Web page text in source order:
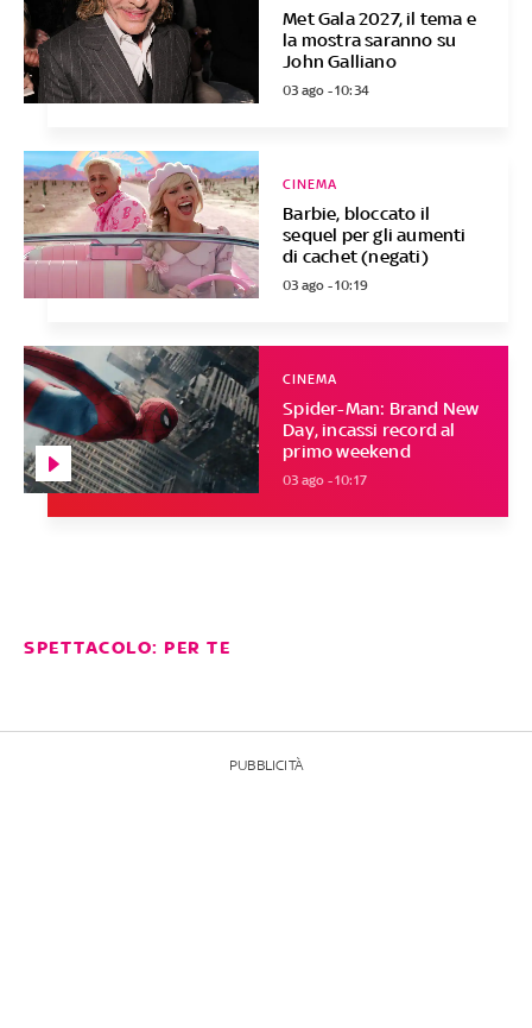
Met Gala 2027, il tema e
la mostra saranno su
John Galliano
03 ago - 10:34
Barbie, bloccato il
sequel per gli aumenti
di cachet (negati)
CINEMA
03 ago - 10:19
Spider-Man: Brand New
Day, incassi record al
primo weekend
CINEMA
03 ago - 10:17
SPETTACOLO: PER TE
PUBBLICITÀ